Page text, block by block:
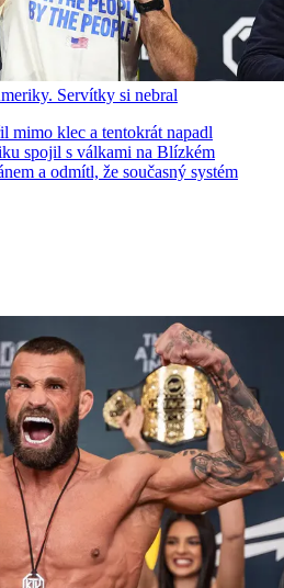
Servítky si nebral
mimo klec a tentokrát napadl
spojil s válkami na Blízkém
a odmítl, že současný systém